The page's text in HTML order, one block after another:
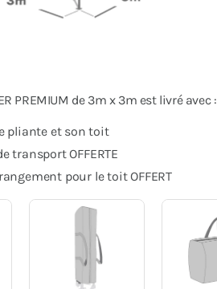
PREMIUM de 3m x 3m est livré avec :
pliante et son toit
transport OFFERTE
pour le toit OFFERT